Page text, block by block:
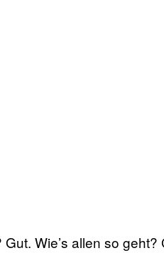
Wie’s allen so geht?